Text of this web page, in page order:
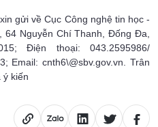
gửi về Cục Công nghệ tin học -
64 Nguyễn Chí Thanh, Đống Đa,
Điện thoại: 043.2595986/
Email: cnth6\@sbv.gov.vn. Trân
ý kiến